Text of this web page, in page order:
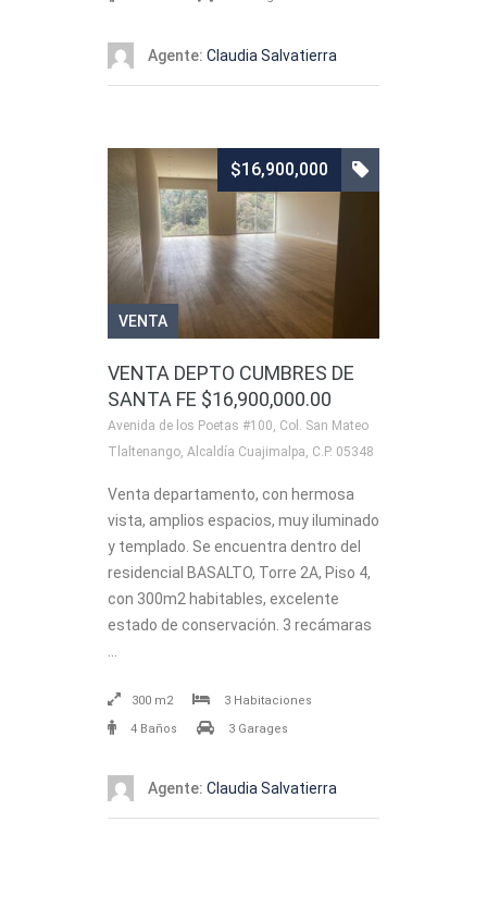
Agente: Claudia Salvatierra
VENTA
$16,900,000
VENTA DEPTO CUMBRES DE
SANTA FE $16,900,000.00
Avenida de los Poetas #100, Col. San Mateo
Tlaltenango, Alcaldía Cuajimalpa, C.P. 05348
Venta departamento, con hermosa
vista, amplios espacios, muy iluminado
y templado. Se encuentra dentro del
residencial BASALTO, Torre 2A, Piso 4,
con 300m2 habitables, excelente
estado de conservación. 3 recámaras
300 m2
3 Habitaciones
4 Baños
3 Garages
Agente: Claudia Salvatierra